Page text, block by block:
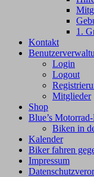
1.
Kontakt
Login
Logout
Mitglieder
Shop
Blue’s
Biken in
Kalender
Biker fahren
Impressum